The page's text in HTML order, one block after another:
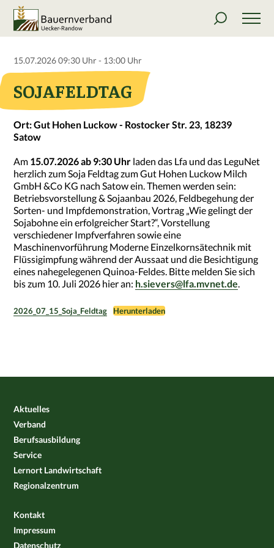
15.07.2026 09:30 Uhr - 13:00 Uhr
SOJAFELDTAG
Ort: Gut Hohen Luckow - Rostocker Str. 23, 18239
Satow
Am 15.07.2026 ab 9:30 Uhr laden das Lfa und das LeguNet
herzlich zum Soja Feldtag zum Gut Hohen Luckow Milch
GmbH &Co KG nach Satow ein. Themen werden sein:
Betriebsvorstellung & Sojaanbau 2026, Feldbegehung der
Sorten- und Impfdemonstration, Vortrag „Wie gelingt der
Sojabohne ein erfolgreicher Start?“, Vorstellung
verschiedener Impfverfahren sowie eine
Maschinenvorführung Moderne Einzelkornsätechnik mit
Flüssigimpfung während der Aussaat und die Besichtigung
eines nahegelegenen Quinoa-Feldes. Bitte melden Sie sich
bis zum 10. Juli 2026 hier an: h.sievers@lfa.mvnet.de.
2026_07_15_Soja_Feldtag Herunterladen
Aktuelles
Verband
Berufsausbildung
Service
Lernort Landwirtschaft
Regionalzentrum
Kontakt
Impressum
Datenschutz